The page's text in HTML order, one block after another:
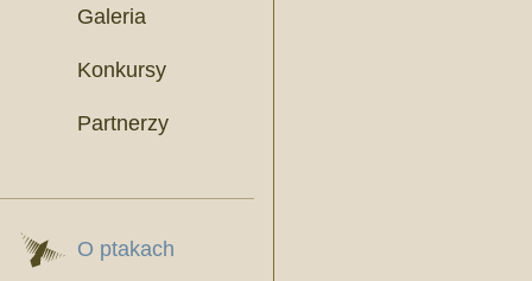
Galeria
Konkursy
Partnerzy
O ptakach